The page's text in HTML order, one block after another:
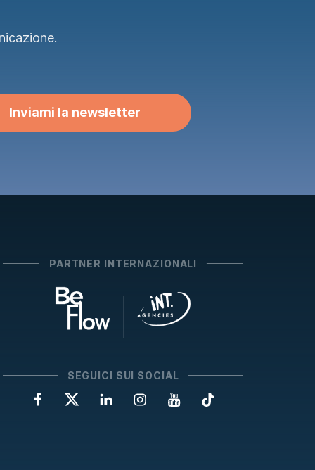
Inviami la newsletter
PARTNER INTERNAZIONALI
SEGUICI SUI SOCIAL